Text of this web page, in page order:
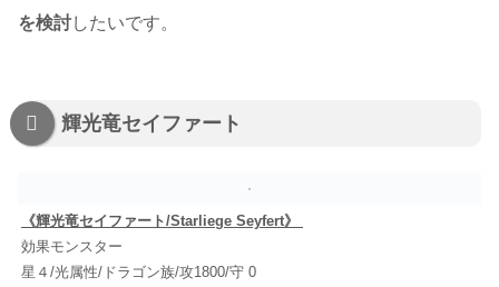
を検討したいです。
輝光竜セイファート
《輝光竜セイファート/Starliege Seyfert》
効果モンスター
星４/光属性/ドラゴン族/攻1800/守 0